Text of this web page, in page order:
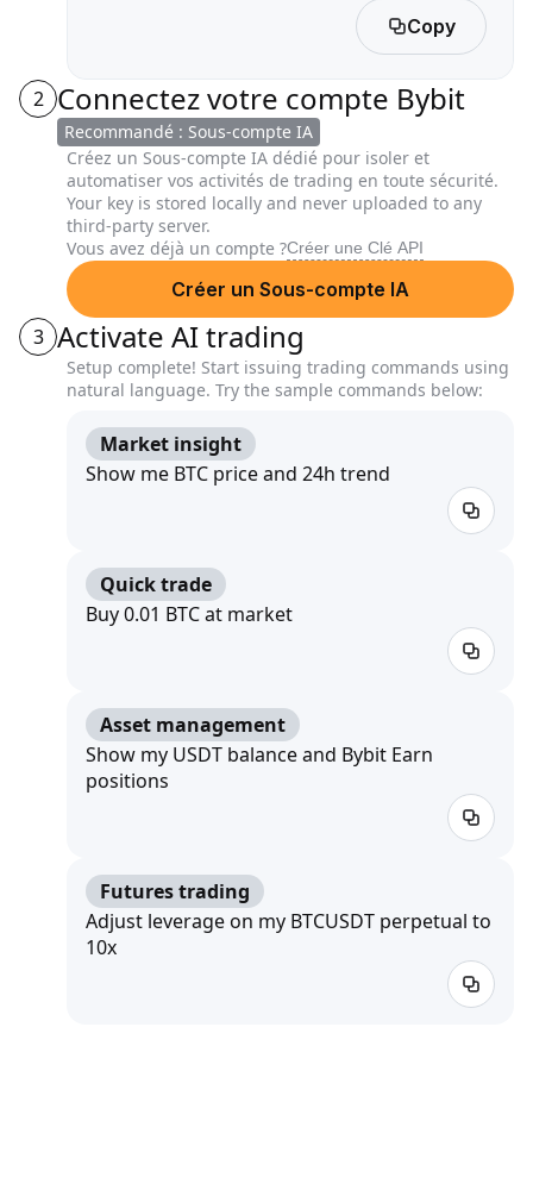
Copy
2 Connectez votre compte Bybit
Recommandé : Sous-compte IA
Créez un Sous-compte IA dédié pour isoler et
automatiser vos activités de trading en toute sécurité.
Your key is stored locally and never uploaded to any
third-party server.
Vous avez déjà un compte ?Créer une Clé API
Créer un Sous-compte IA
3 Activate AI trading
Setup complete! Start issuing trading commands using
natural language. Try the sample commands below:
Market insight
Show me BTC price and 24h trend
Quick trade
Buy 0.01 BTC at market
Asset management
Show my USDT balance and Bybit Earn
positions
Futures trading
Adjust leverage on my BTCUSDT perpetual to
10x